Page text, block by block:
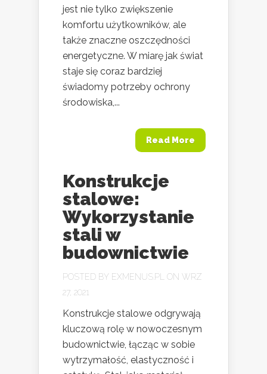
jest nie tylko zwiększenie
komfortu użytkowników, ale
także znaczne oszczędności
energetyczne. W miarę jak świat
staje się coraz bardziej
świadomy potrzeby ochrony
środowiska,...
Read More
Konstrukcje
stalowe:
Wykorzystanie
stali w
budownictwie
POSTED BY EXMENUS.PL
ON WRZ
27, 2021
Konstrukcje stalowe odgrywają
kluczową rolę w nowoczesnym
budownictwie, łącząc w sobie
wytrzymałość, elastyczność i